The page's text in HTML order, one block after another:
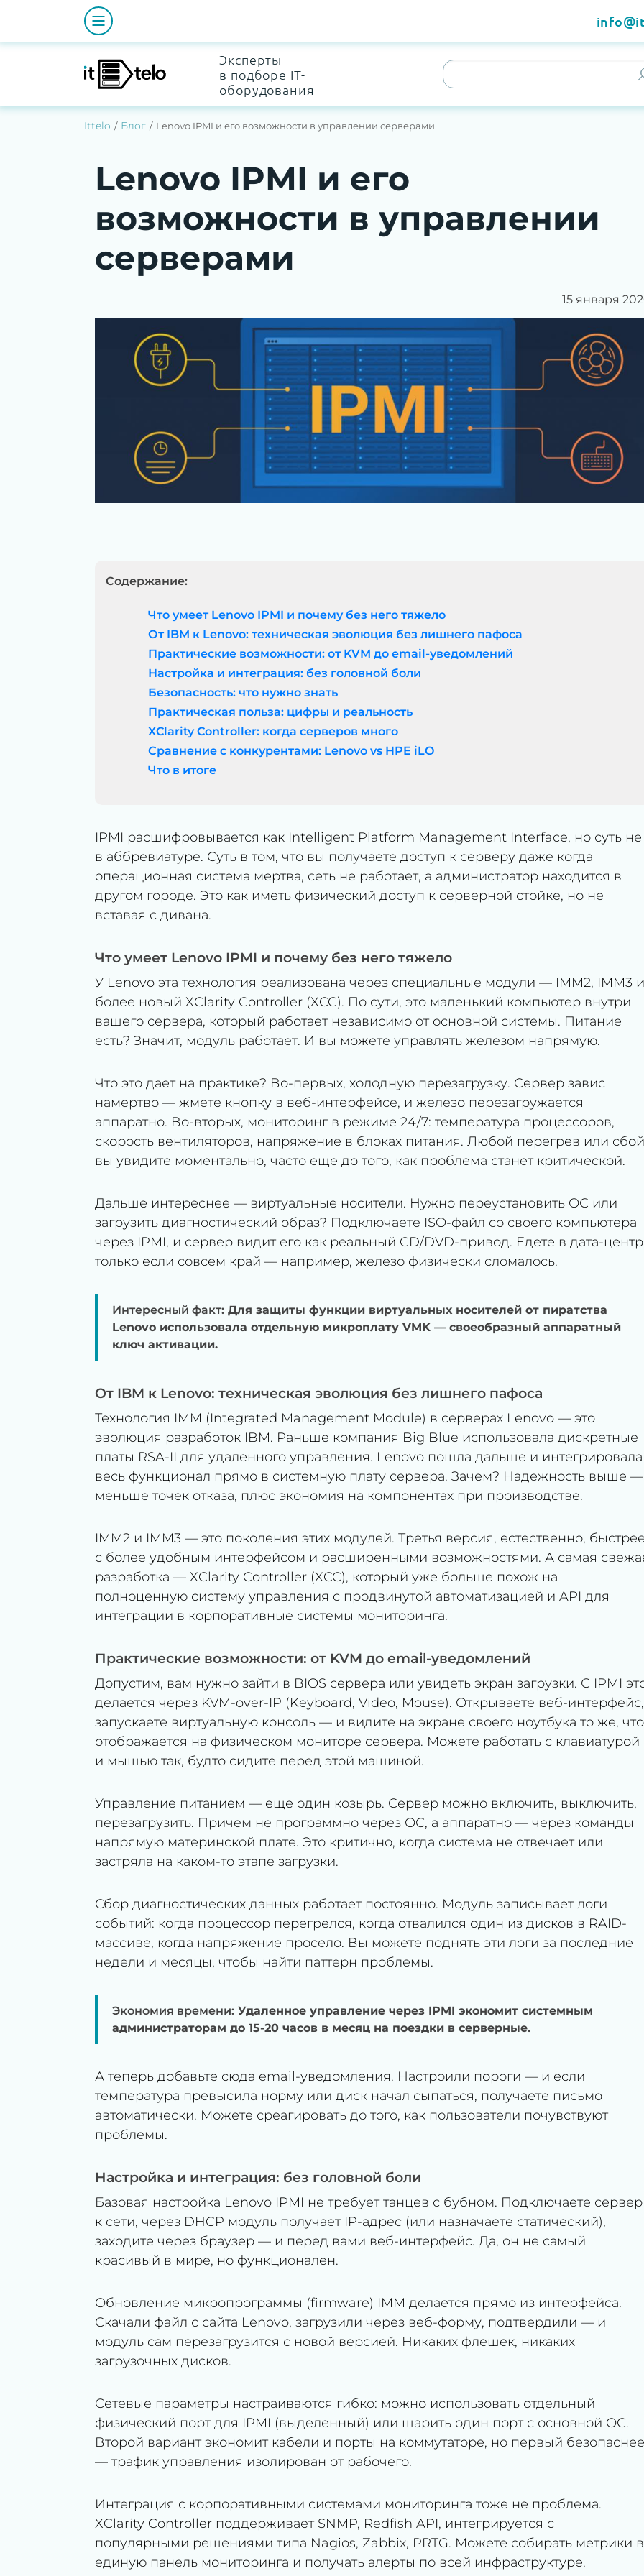
Эксперты
в подборе IT-
оборудования
Ittelo Блог Lenovo IPMI и его возможности в управлении серверами
Lenovo IPMI и его
возможности в управлении
серверами
15 января
Содержание:
Что умеет Lenovo IPMI и почему без него тяжело
От IBM к Lenovo: техническая эволюция без лишнего пафоса
Практические возможности: от KVM до email-уведомлений
Настройка и интеграция: без головной боли
Безопасность: что нужно знать
Практическая польза: цифры и реальность
XClarity Controller: когда серверов много
Сравнение с конкурентами: Lenovo vs HPE iLO
Что в итоге
IPMI расшифровывается как Intelligent Platform Management Interface, но суть не
в аббревиатуре. Суть в том, что вы получаете доступ к серверу даже когда
операционная система мертва, сеть не работает, а администратор находится в
другом городе. Это как иметь физический доступ к серверной стойке, но не
вставая с дивана.
Что умеет Lenovo IPMI и почему без него тяжело
У Lenovo эта технология реализована через специальные модули — IMM2, IMM3 и
более новый XClarity Controller (XCC). По сути, это маленький компьютер внутри
вашего сервера, который работает независимо от основной системы. Питание
есть? Значит, модуль работает. И вы можете управлять железом напрямую.
Что это дает на практике? Во-первых, холодную перезагрузку. Сервер завис
намертво — жмете кнопку в веб-интерфейсе, и железо перезагружается
аппаратно. Во-вторых, мониторинг в режиме 24/7: температура процессоров,
скорость вентиляторов, напряжение в блоках питания. Любой перегрев или сбой
вы увидите моментально, часто еще до того, как проблема станет критической.
Дальше интереснее — виртуальные носители. Нужно переустановить ОС или
загрузить диагностический образ? Подключаете ISO-файл со своего компьютера
через IPMI, и сервер видит его как реальный CD/DVD-привод. Едете в дата-центр
только если совсем край — например, железо физически сломалось.
Интересный факт: Для защиты функции виртуальных носителей от пиратства
Lenovo использовала отдельную микроплату VMK — своеобразный аппаратный
ключ активации.
От IBM к Lenovo: техническая эволюция без лишнего пафоса
Технология IMM (Integrated Management Module) в серверах Lenovo — это
эволюция разработок IBM. Раньше компания Big Blue использовала дискретные
платы RSA-II для удаленного управления. Lenovo пошла дальше и интегрировала
весь функционал прямо в системную плату сервера. Зачем? Надежность выше —
меньше точек отказа, плюс экономия на компонентах при производстве.
IMM2 и IMM3 — это поколения этих модулей. Третья версия, естественно,
с более удобным интерфейсом и расширенными возможностями. А самая
разработка — XClarity Controller (XCC), который уже больше похож на
полноценную систему управления с продвинутой автоматизацией и API для
интеграции в корпоративные системы мониторинга.
Практические возможности: от KVM до email-уведомлений
Допустим, вам нужно зайти в BIOS сервера или увидеть экран загрузки. С IPMI
делается через KVM-over-IP (Keyboard, Video, Mouse). Открываете веб-интерфейс,
запускаете виртуальную консоль — и видите на экране своего ноутбука то же, что
отображается на физическом мониторе сервера. Можете работать с клавиатурой
и мышью так, будто сидите перед этой машиной.
Управление питанием — еще один козырь. Сервер можно включить, выключить,
перезагрузить. Причем не программно через ОС, а аппаратно — через команды
напрямую материнской плате. Это критично, когда система не отвечает или
застряла на каком-то этапе загрузки.
Сбор диагностических данных работает постоянно. Модуль записывает логи
событий: когда процессор перегрелся, когда отвалился один из дисков в RAID-
массиве, когда напряжение просело. Вы можете поднять эти логи за последние
недели и месяцы, чтобы найти паттерн проблемы.
Экономия времени: Удаленное управление через IPMI экономит системным
администраторам до 15-20 часов в месяц на поездки в серверные.
А теперь добавьте сюда email-уведомления. Настроили пороги — и если
температура превысила норму или диск начал сыпаться, получаете письмо
автоматически. Можете среагировать до того, как пользователи почувствуют
проблемы.
Настройка и интеграция: без головной боли
Базовая настройка Lenovo IPMI не требует танцев с бубном. Подключаете сервер
к сети, через DHCP модуль получает IP-адрес (или назначаете статический),
заходите через браузер — и перед вами веб-интерфейс. Да, он не самый
красивый в мире, но функционален.
Обновление микропрограммы (firmware) IMM делается прямо из интерфейса.
Скачали файл с сайта Lenovo, загрузили через веб-форму, подтвердили — и
модуль сам перезагрузится с новой версией. Никаких флешек, никаких
загрузочных дисков.
Сетевые параметры настраиваются гибко: можно использовать отдельный
физический порт для IPMI (выделенный) или шарить один порт с основной ОС.
Второй вариант экономит кабели и порты на коммутаторе, но первый безопаснее
— трафик управления изолирован от рабочего.
Интеграция с корпоративными системами мониторинга тоже не проблема.
XClarity Controller поддерживает SNMP, Redfish API, интегрируется с
популярными решениями типа Nagios, Zabbix, PRTG. Можете собирать метрики в
единую панель мониторинга и получать алерты по всей инфраструктуре.